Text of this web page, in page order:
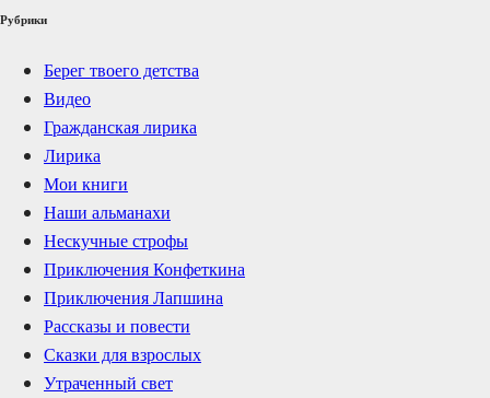
Рубрики
Берег твоего детства
Видео
Гражданская лирика
Лирика
Мои книги
Наши альманахи
Нескучные строфы
Приключения Конфеткина
Приключения Лапшина
Рассказы и повести
Сказки для взрослых
Утраченный свет